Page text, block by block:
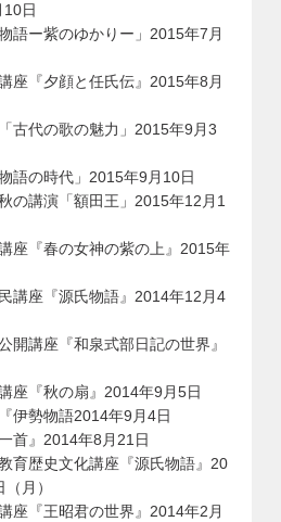
日
語ー紫のゆかりー」2015年7月
座『夕顔と任氏伝』2015年8月
古代の歌の魅力」2015年9月3
語の時代」2015年9月10日
の講演「額田王」2015年12月1
座『春の女神の紫の上』2015年
講座『源氏物語』2014年12月4
開講座『和泉式部日記の世界』
座『秋の扇』2014年9月5日
伊勢物語2014年9月4日
首』2014年8月21日
育歴史文化講座『源氏物語』20
月）
座『王昭君の世界』2014年2月